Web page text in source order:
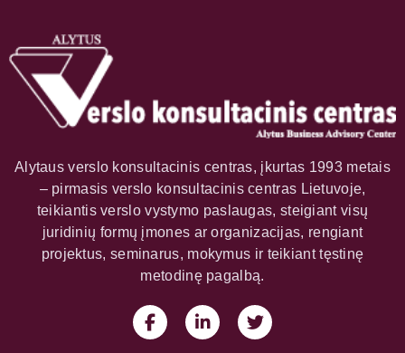
Alytaus verslo konsultacinis centras, įkurtas 1993 metais
– pirmasis verslo konsultacinis centras Lietuvoje,
teikiantis verslo vystymo paslaugas, steigiant visų
juridinių formų įmones ar organizacijas, rengiant
projektus, seminarus, mokymus ir teikiant tęstinę
metodinę pagalbą.